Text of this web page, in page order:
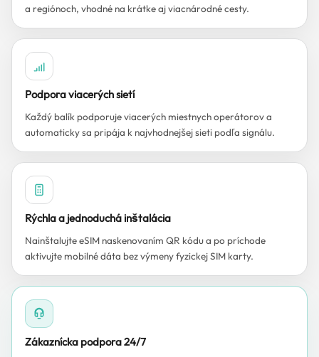
a regiónoch, vhodné na krátke aj viacnárodné cesty.
Podpora viacerých sietí
Každý balík podporuje viacerých miestnych operátorov a
automaticky sa pripája k najvhodnejšej sieti podľa signálu.
Rýchla a jednoduchá inštalácia
Nainštalujte eSIM naskenovaním QR kódu a po príchode
aktivujte mobilné dáta bez výmeny fyzickej SIM karty.
Zákaznícka podpora 24/7